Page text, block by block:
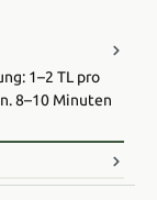
1–2 TL pro
8–10 Minuten